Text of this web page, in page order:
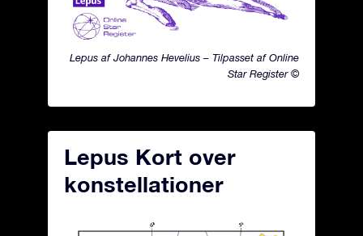
Lepus af Johannes Hevelius – Tilpasset af Online
Star Register ©
Lepus Kort over
konstellationer